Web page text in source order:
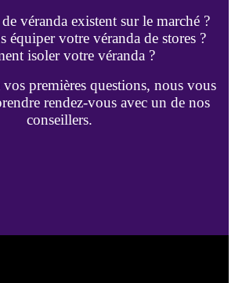
véranda existent sur le marché ?
équiper votre véranda de stores ?
isoler votre véranda ?
premières questions, nous vous
rendez-vous avec un de nos
conseillers.